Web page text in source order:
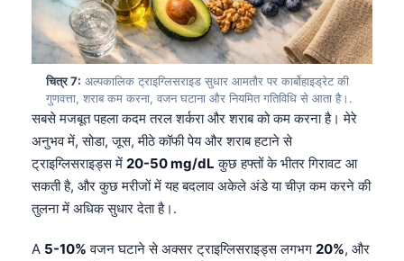
चित्र 7: अल्पकालिक ट्राइग्लिसराइड सुधार आमतौर पर कार्बोहाइड्रेट की
गुणवत्ता, शराब कम करना, वजन घटाना और नियमित गतिविधि से आता है।.
सबसे मजबूत पहला कदम तरल शर्करा और शराब को कम करना है। मेरे
अनुभव में, सोडा, जूस, मीठे कॉफी पेय और शराब हटाने से
ट्राइग्लिसराइड्स में 20-50 mg/dL कुछ हफ्तों के भीतर गिरावट आ
सकती है, और कुछ मरीजों में यह बदलाव अकेले अंडे या चीज़ कम करने की
तुलना में अधिक सुधार देता है।.
A 5-10% वजन घटाने से अक्सर ट्राइग्लिसराइड्स लगभग 20%, और
日本語
Čeština
ქართული
Русский
Lietuvių kalba
Polski
Slovenščina
Magyar